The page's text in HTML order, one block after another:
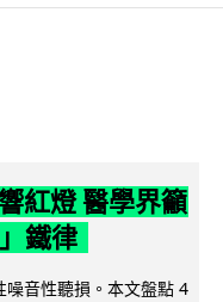
紅燈 醫學界籲
鐵律
音性聽損。本文盤點 4